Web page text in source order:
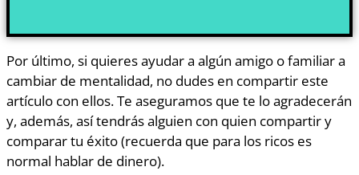
Por último, si quieres ayudar a algún amigo o familiar a
cambiar de mentalidad, no dudes en compartir este
artículo con ellos. Te aseguramos que te lo agradecerán
y, además, así tendrás alguien con quien compartir y
comparar tu éxito (recuerda que para los ricos es
normal hablar de dinero).